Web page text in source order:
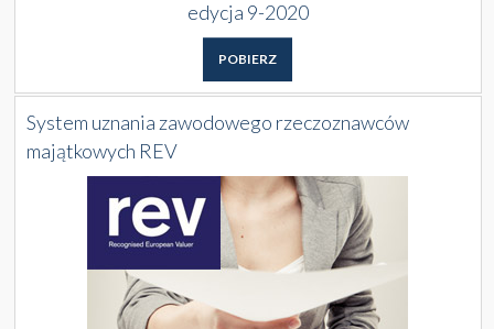
edycja 9-2020
POBIERZ
System uznania zawodowego rzeczoznawców
majątkowych REV